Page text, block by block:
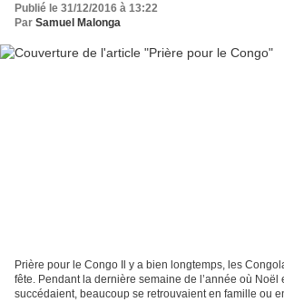
Publié le 31/12/2016 à 13:22
Par Samuel Malonga
Prière pour le Congo Il y a bien longtemps, les
fête. Pendant la dernière semaine de l’année où Noël
succédaient, beaucoup se retrouvaient en famille ou